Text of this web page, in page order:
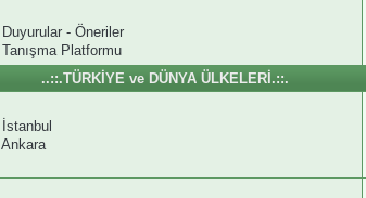
Duyurular - Öneriler
Tanışma Platformu
..::.TÜRKİYE ve DÜNYA ÜLKELERİ.::.
İstanbul
Ankara